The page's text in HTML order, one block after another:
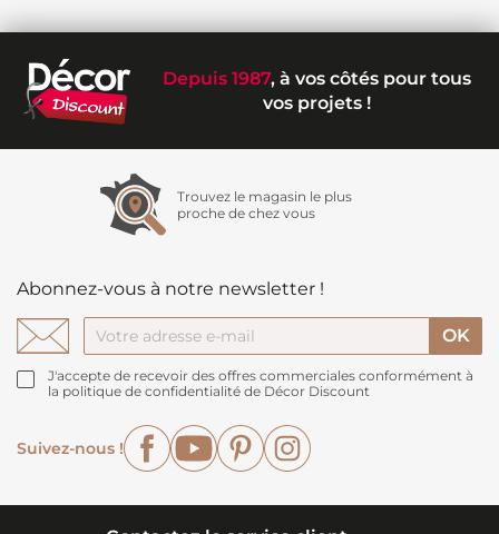
Depuis 1987, à vos côtés pour tous
vos projets !
Trouvez le magasin le plus
proche de chez vous
Abonnez-vous à notre newsletter !
J'accepte de recevoir des offres commerciales conformément à
la politique de confidentialité de Décor Discount
Suivez-nous !
FacebookYouTubePinterest